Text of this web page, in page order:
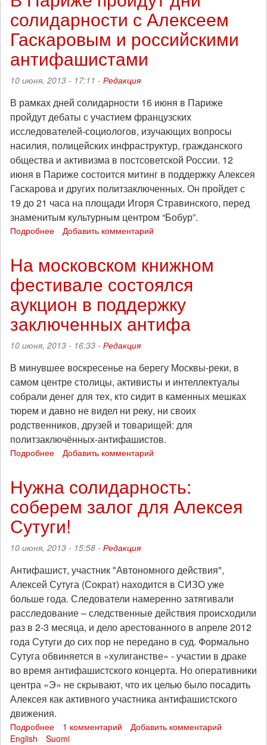
антифашистов:
Москва
и
Ярославль
солидарности с Алексеем
Гаскаровым и российскими
антифашистами
10 июня, 2013 - 17:11 - Редакция
В рамках дней солидарности 16 июня в Париже
пройдут дебаты с участием французских
исследователей-социологов, изучающих вопросы
насилия, полицейских инфраструктур, гражданского
общества и активизма в постсоветской России. 12
июня в Париже состоится митинг в поддержку Алексея
Гаскарова и других политзаключенных. Он пройдет с
19 до 21 часа на площади Игоря Стравинского, перед
знаменитым культурным центром “Бобур”.
Подробнее
пройдут
солидарности
с
Алексеем
Гаскаровым
российскими
Добавить комментарий
На московском книжном
фестивале состоялся
аукцион в поддержку
заключенных антифа
10 июня, 2013 - 16:33 - Редакция
В минувшее воскресенье на берегу Москвы-реки, в
самом центре столицы, активисты и интеллектуалы
собрали денег для тех, кто сидит в каменных мешках
тюрем и давно не видел ни реку, ни своих
родственников, друзей и товарищей: для
политзаключённых-антифашистов.
Подробнее
книжном
состоялся
аукцион
в
поддержку
антифа
Добавить комментарий
Нужна солидарность:
соберем залог для Алексея
Сутуги!
10 июня, 2013 - 15:58 - Редакция
Антифашист, участник "Автономного действия",
Алексей Сутуга (Сократ) находится в СИЗО уже
больше года. Следователи намеренно затягивали
расследование – следственные действия происходили
раз в 2-3 месяца, и дело арестованного в апреле 2012
года Сутуги до сих пор не передано в суд. Формально
Сутуга обвиняется в «хулиганстве» - участии в драке
во время антифашистского концерта. Но оперативники
центра «Э» не скрывают, что их целью было посадить
Алексея как активного участника антифашистского
движения.
Подробнее
Нужна
1 комментарий
Добавить комментарий
English
Suomi